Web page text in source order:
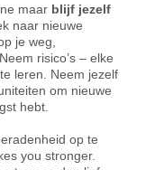
maar blijf jezelf
naar nieuwe
je weg,
risico’s – elke
leren. Neem jezelf
om nieuwe
hebt.
op te
you stronger.